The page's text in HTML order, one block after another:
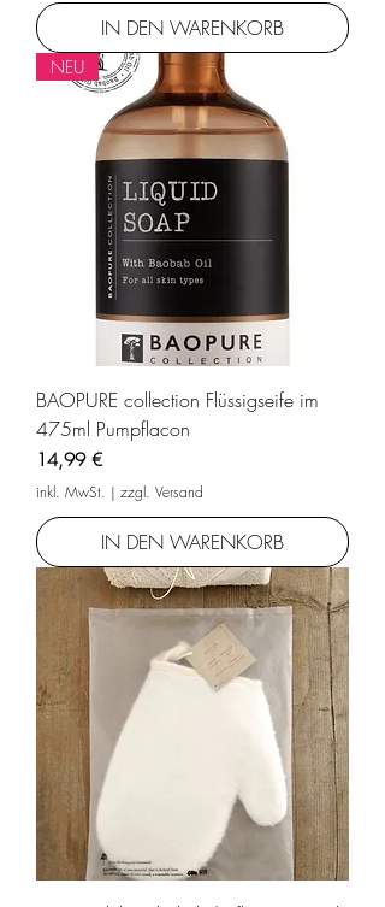
IN DEN WARENKORB
NEU
BAOPURE collection Flüssigseife im
475ml Pumpflacon
Preis
14,99 €
inkl. MwSt. | zzgl. Versand
IN DEN WARENKORB